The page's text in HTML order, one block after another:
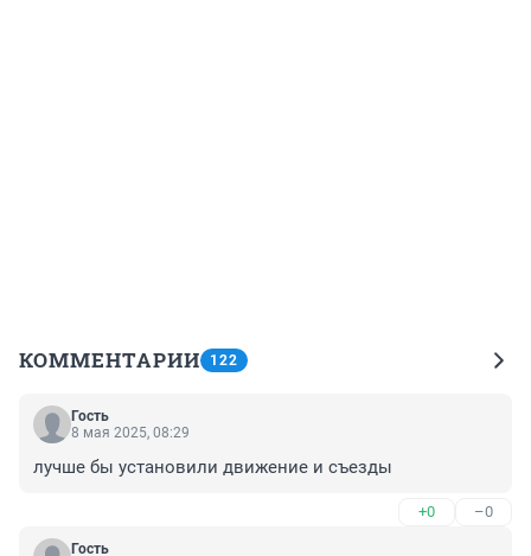
КОММЕНТАРИИ 122
Гость
8 мая 2025, 08:29
лучше бы установили движение и съезды
+0 –0
Гость